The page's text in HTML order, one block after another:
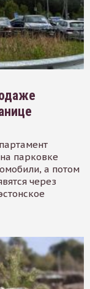
парковке
а потом
через